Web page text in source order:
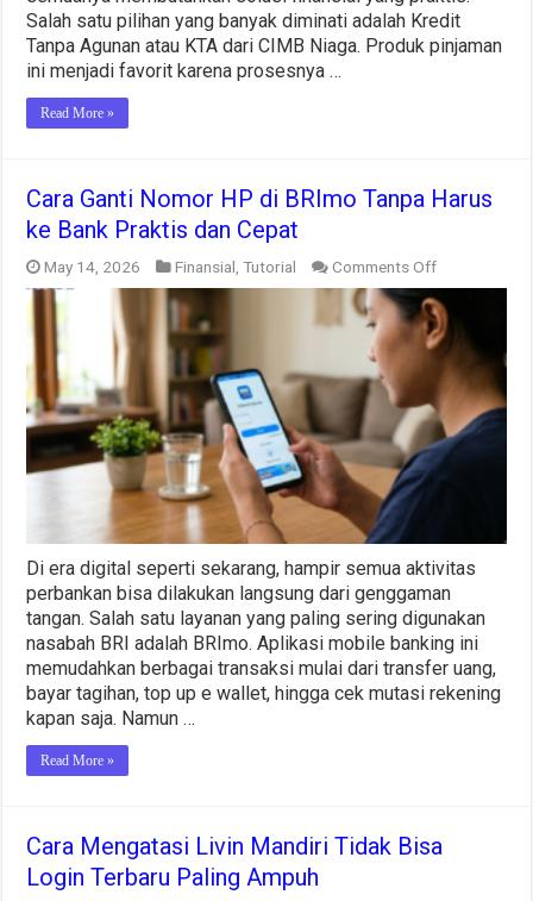
Salah satu pilihan yang banyak diminati adalah Kredit
Tanpa Agunan atau KTA dari CIMB Niaga. Produk pinjaman
ini menjadi favorit karena prosesnya …
Read More »
Cara Ganti Nomor HP di BRImo Tanpa Harus
ke Bank Praktis dan Cepat
May 14, 2026 Finansial ,Tutorial Comments Offon
Cara
Ganti
Nomor
HP
di
BRImo
Tanpa
Harus
ke
Bank
Di era digital seperti sekarang, hampir semua aktivitas
perbankan bisa dilakukan langsung dari genggaman
tangan. Salah satu layanan yang paling sering digunakan
nasabah BRI adalah BRImo. Aplikasi mobile banking ini
memudahkan berbagai transaksi mulai dari transfer uang,
bayar tagihan, top up e wallet, hingga cek mutasi rekening
kapan saja. Namun …
Read More »
Cara Mengatasi Livin Mandiri Tidak Bisa
Login Terbaru Paling Ampuh